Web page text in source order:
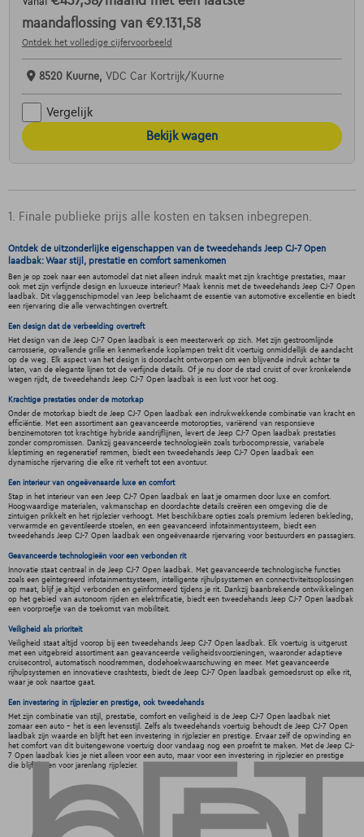
maandaflossing van €9.131,58
Ontdek het volledige cijfervoorbeeld
8520 Kuurne, VDC Car Kortrijk/Kuurne
Vergelijk
Bekijk wagen
1. Finale publieke prijs alle kosten en taksen inbegrepen.
Ontdek de uitzonderlijke eigenschappen van de tweedehands Jeep CJ-7 Open
laadbak: Waar stijl, prestatie en comfort samenkomen
Ben je op zoek naar een automodel dat niet alleen indruk maakt met zijn krachtige prestaties, maar
ook met zijn verfijnde design en luxueuze interieur? Maak kennis met de tweedehands Jeep CJ-7 Open
laadbak. Dit vlaggenschipmodel van Jeep belichaamt de essentie van automotive excellentie en biedt
een rijervaring die alle verwachtingen overtreft.
Een design dat de verbeelding overtreft
Het design van de Jeep CJ-7 Open laadbak is een meesterwerk op zich. Met zijn gestroomlijnde
carrosserie, opvallende grille en kenmerkende koplampen trekt dit voertuig onmiddellijk de aandacht
op de weg. Elk aspect van het design is doordacht ontworpen om een blijvende indruk achter te
laten, van de elegante lijnen tot de verfijnde details. Of je nu door de stad cruist of over kronkelende
wegen rijdt, de tweedehands Jeep CJ-7 Open laadbak is een lust voor het oog.
Krachtige prestaties onder de motorkap
Onder de motorkap biedt de Jeep CJ-7 Open laadbak een indrukwekkende combinatie van kracht en
efficiëntie. Met een assortiment aan geavanceerde motoropties, variërend van responsieve
benzinemotoren tot krachtige hybride aandrijflijnen, levert de Jeep CJ-7 Open laadbak prestaties
zonder compromissen. Dankzij geavanceerde technologieën zoals turbocompressie, variabele
kleptiming en regeneratief remmen, biedt een tweedehands Jeep CJ-7 Open laadbak een
dynamische rijervaring die elke rit verheft tot een avontuur.
Een interieur van ongeëvenaarde luxe en comfort
Stap in het interieur van een Jeep CJ-7 Open laadbak en laat je omarmen door luxe en comfort.
Hoogwaardige materialen, vakmanschap en doordachte details creëren een omgeving die de
zintuigen prikkelt en het rijplezier verhoogt. Met beschikbare opties zoals premium lederen bekleding,
verwarmde en geventileerde stoelen, en een geavanceerd infotainmentsysteem, biedt een
tweedehands Jeep CJ-7 Open laadbak een ongeëvenaarde rijervaring voor bestuurders en passagiers.
Geavanceerde technologieën voor een verbonden rit
Innovatie staat centraal in de Jeep CJ-7 Open laadbak. Met geavanceerde technologische functies
zoals een geïntegreerd infotainmentsysteem, intelligente rijhulpsystemen en connectiviteitsoplossingen
op maat, blijf je altijd verbonden en geïnformeerd tijdens je rit. Dankzij baanbrekende ontwikkelingen
op het gebied van autonoom rijden en elektrificatie, biedt een tweedehands Jeep CJ-7 Open laadbak
een voorproefje van de toekomst van mobiliteit.
Veiligheid als prioriteit
Veiligheid staat altijd voorop bij een tweedehands Jeep CJ-7 Open laadbak. Elk voertuig is uitgerust
met een uitgebreid assortiment aan geavanceerde veiligheidsvoorzieningen, waaronder adaptieve
cruisecontrol, automatisch noodremmen, dodehoekwaarschuwing en meer. Met geavanceerde
rijhulpsystemen en innovatieve crashtests, biedt de Jeep CJ-7 Open laadbak gemoedsrust op elke rit,
waar je ook naartoe gaat.
Een investering in rijplezier en prestige, ook tweedehands
Met zijn combinatie van stijl, prestatie, comfort en veiligheid is de Jeep CJ-7 Open laadbak niet
zomaar een auto - het is een levensstijl. Zelfs als tweedehands voertuig behoudt de Jeep CJ-7 Open
laadbak zijn waarde en blijft het een investering in rijplezier en prestige. Ervaar zelf de opwinding en
het comfort van dit buitengewone voertuig door vandaag nog een proefrit te maken. Met de Jeep CJ-
7 Open laadbak kies je niet alleen voor een auto, maar voor een investering in rijplezier en prestige
die blijft lonen voor jarenlang rijplezier.